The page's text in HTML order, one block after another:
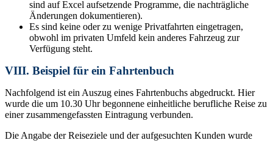
sind auf Excel aufsetzende Programme, die nachträgliche
Änderungen dokumentieren).
Es sind keine oder zu wenige Privatfahrten eingetragen,
obwohl im privaten Umfeld kein anderes Fahrzeug zur
Verfügung steht.
VIII. Beispiel für ein Fahrtenbuch
Nachfolgend ist ein Auszug eines Fahrtenbuchs abgedruckt. Hier
wurde die um 10.30 Uhr begonnene einheitliche berufliche Reise zu
einer zusammengefassten Eintragung verbunden.
Die Angabe der Reiseziele und der aufgesuchten Kunden wurde